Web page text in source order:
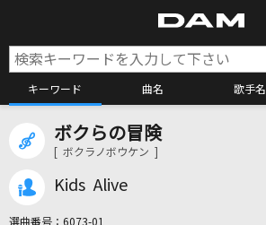
キーワード 曲名 歌手名
カラオケ検索
ボクらの冒険
[ ボクラノボウケン ]
Kids Alive
選曲番号： 6073-01